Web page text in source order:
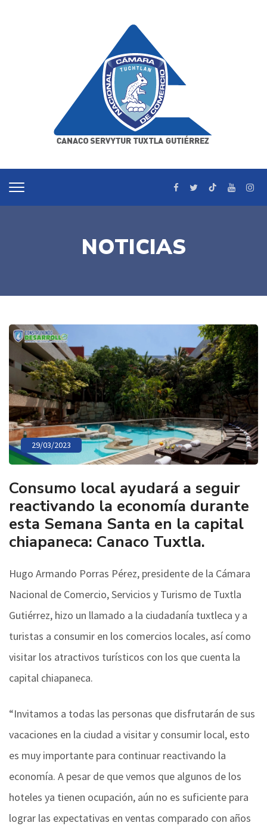
NOTICIAS
29/03/2023
Consumo local ayudará a seguir
reactivando la economía durante
esta Semana Santa en la capital
chiapaneca: Canaco Tuxtla.
Hugo Armando Porras Pérez, presidente de la Cámara
Nacional de Comercio, Servicios y Turismo de Tuxtla
Gutiérrez, hizo un llamado a la ciudadanía tuxtleca y a
turistas a consumir en los comercios locales, así como
visitar los atractivos turísticos con los que cuenta la
capital chiapaneca.
“Invitamos a todas las personas que disfrutarán de sus
vacaciones en la ciudad a visitar y consumir local, esto
es muy importante para continuar reactivando la
economía. A pesar de que vemos que algunos de los
hoteles ya tienen ocupación, aún no es suficiente para
lograr las expectativas en ventas comparado con años